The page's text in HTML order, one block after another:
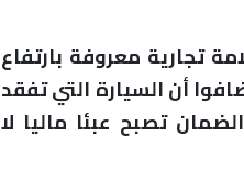
تجارية معروفة بارتفاع
أن السيارة التي تفقد
تصبح عبئا ماليا لا